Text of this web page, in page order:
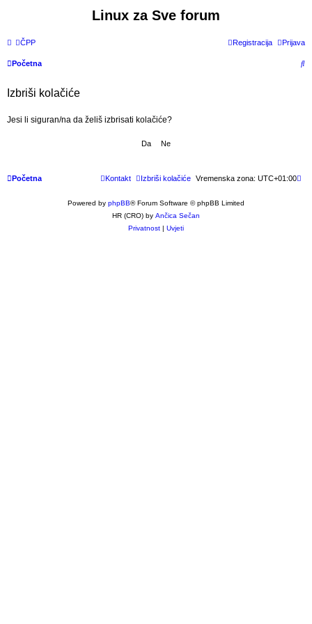
Linux za Sve forum
ČPP Prijava
Registracija
Početna
P
Izbriši kolačiće
Jesi li siguran/na da želiš izbrisati kolačiće?
Početna Vremenska zona: UTC+01:00
Izbriši kolačiće
Kontakt
Powered by phpBB® Forum Software © phpBB Limited
HR (CRO) by Ančica Sečan
Privatnost | Uvjeti